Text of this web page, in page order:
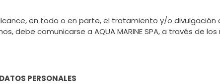
en todo o en parte, el tratamiento y/o
debe comunicarse a AQUA MARINE SPA, a través de
PERSONALES